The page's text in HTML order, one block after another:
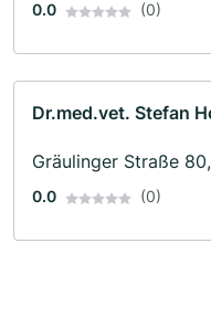
0.0 (0)
Dr.med.vet. Stefan
Gräulinger Straße
0.0 (0)